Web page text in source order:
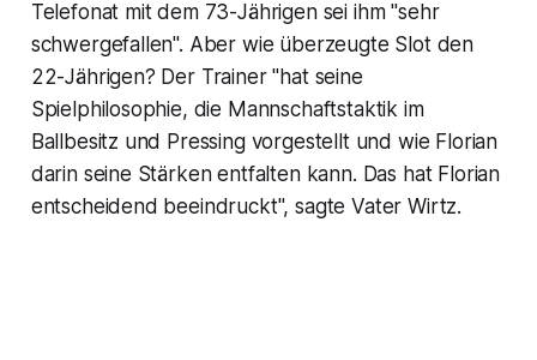
Telefonat mit dem 73-Jährigen sei ihm "sehr
schwergefallen". Aber wie überzeugte Slot den
22-Jährigen? Der Trainer "hat seine
Spielphilosophie, die Mannschaftstaktik im
Ballbesitz und Pressing vorgestellt und wie Florian
darin seine Stärken entfalten kann. Das hat Florian
entscheidend beeindruckt", sagte Vater Wirtz.